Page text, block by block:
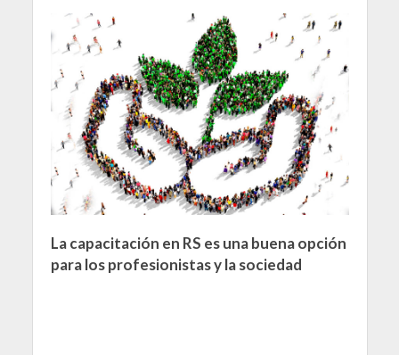
La capacitación en RS es una buena opción
para los profesionistas y la sociedad